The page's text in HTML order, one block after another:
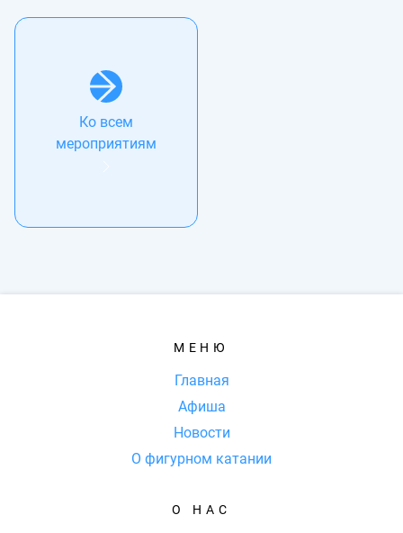
Ко всем
мероприятиям
МЕНЮ
Главная
Афиша
Новости
О фигурном катании
О НАС